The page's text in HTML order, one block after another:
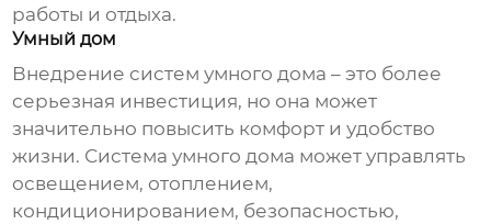
работы и отдыха.
Умный дом
Внедрение систем умного дома – это более
серьезная инвестиция, но она может
значительно повысить комфорт и удобство
жизни. Система умного дома может управлять
освещением, отоплением,
кондиционированием, безопасностью,